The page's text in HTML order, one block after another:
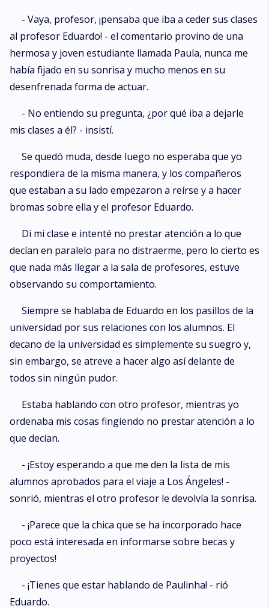
- Vaya, profesor, ¡pensaba que iba a ceder sus clases
al profesor Eduardo! - el comentario provino de una
hermosa y joven estudiante llamada Paula, nunca me
había fijado en su sonrisa y mucho menos en su
desenfrenada forma de actuar.
- No entiendo su pregunta, ¿por qué iba a dejarle
mis clases a él? - insistí.
Se quedó muda, desde luego no esperaba que yo
respondiera de la misma manera, y los compañeros
que estaban a su lado empezaron a reírse y a hacer
bromas sobre ella y el profesor Eduardo.
Di mi clase e intenté no prestar atención a lo que
decían en paralelo para no distraerme, pero lo cierto es
que nada más llegar a la sala de profesores, estuve
observando su comportamiento.
Siempre se hablaba de Eduardo en los pasillos de la
universidad por sus relaciones con los alumnos. El
decano de la universidad es simplemente su suegro y,
sin embargo, se atreve a hacer algo así delante de
todos sin ningún pudor.
Estaba hablando con otro profesor, mientras yo
ordenaba mis cosas fingiendo no prestar atención a lo
que decían.
- ¡Estoy esperando a que me den la lista de mis
alumnos aprobados para el viaje a Los Ángeles! -
sonrió, mientras el otro profesor le devolvía la sonrisa.
- ¡Parece que la chica que se ha incorporado hace
poco está interesada en informarse sobre becas y
proyectos!
- ¡Tienes que estar hablando de Paulinha! - rió
Eduardo.